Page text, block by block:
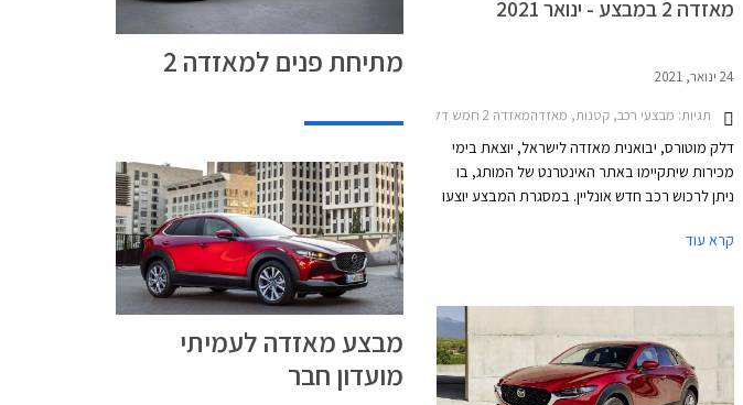
מאזדה 2 במבצע - ינואר 2021
24 ינואר, 2021
תגיות: מבצעי רכב, קטנות, מאזדהמאזדה 2 חמש דלתות 2020-2024
דלק מוטורס, יבואנית מאזדה לישראל, יוצאת בימי
מכירות שיתקיימו באתר האינטרנט של המותג, בו
ניתן לרכוש רכב חדש אונליין. במסגרת המבצע יוצעו
ממחיר המחירון.
קרא עוד
מתיחת פנים למאזדה 2
מבצע מאזדה לעמיתי
מועדון חבר